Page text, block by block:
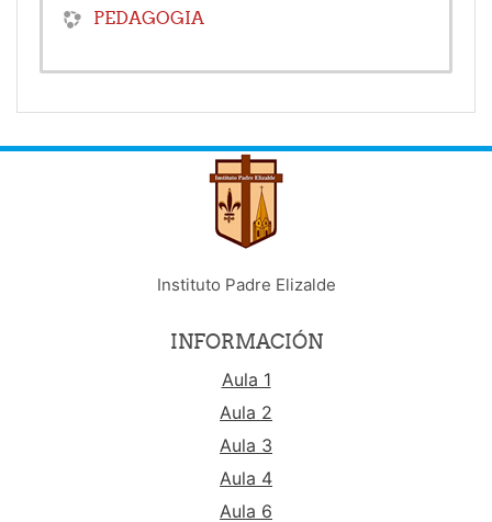
PEDAGOGIA
Instituto Padre Elizalde
INFORMACIÓN
Aula 1
Aula 2
Aula 3
Aula 4
Aula 6